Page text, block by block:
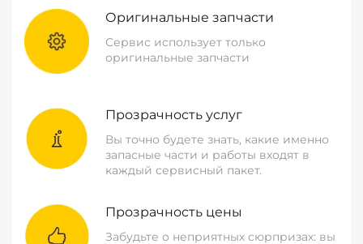
Оригинальные запчасти
Сервис использует только
оригинальные запчасти
Прозрачность услуг
Вы точно будете знать, какие именно
запасные части и работы входят в
каждый сервисный пакет.
Прозрачность цены
Забудьте о неприятных сюрпризах: вы